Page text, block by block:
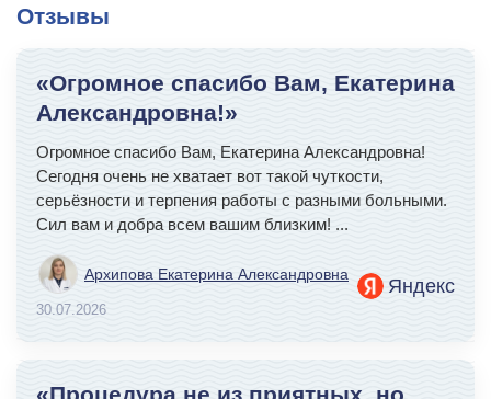
Отзывы
«Огромное спасибо Вам, Екатерина
Александровна!»
Огромное спасибо Вам, Екатерина Александровна!
Сегодня очень не хватает вот такой чуткости,
серьёзности и терпения работы с разными больными.
Сил вам и добра всем вашим близким! ...
Архипова Екатерина Александровна
30.07.2026
Яндекс